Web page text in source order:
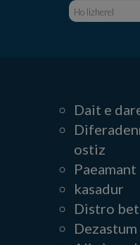
Dait e
ostiz
Paeamant
kasadur
Distro